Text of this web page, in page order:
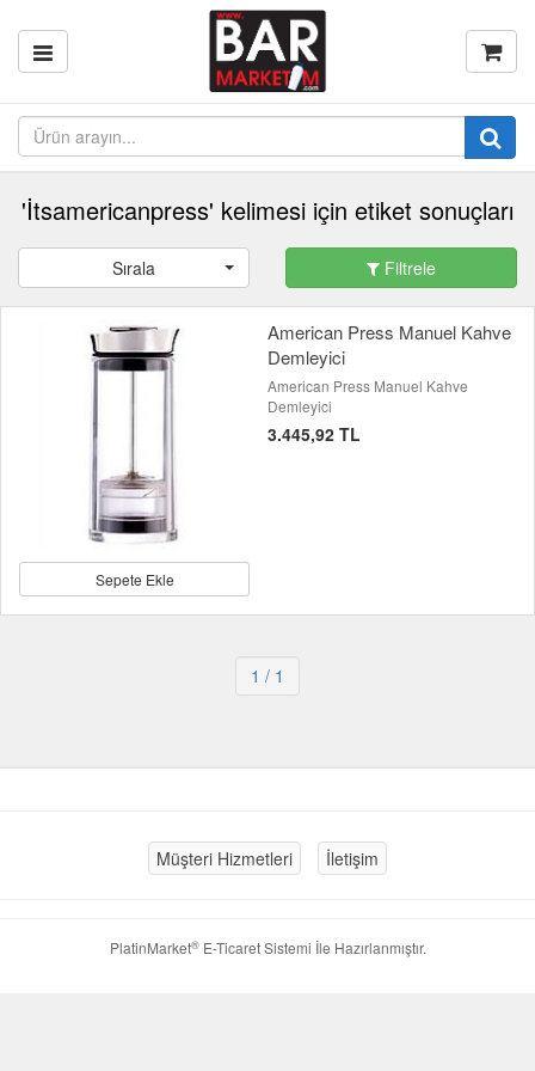
'İtsamericanpress' kelimesi için etiket sonuçları
Sırala Filtrele
Sepete Ekle
American Press Manuel Kahve
Demleyici
American Press Manuel Kahve
Demleyici
3.445,92 TL
1 / 1
Müşteri Hizmetleri İletişim
PlatinMarket®E-Ticaret Sistemi İle Hazırlanmıştır.